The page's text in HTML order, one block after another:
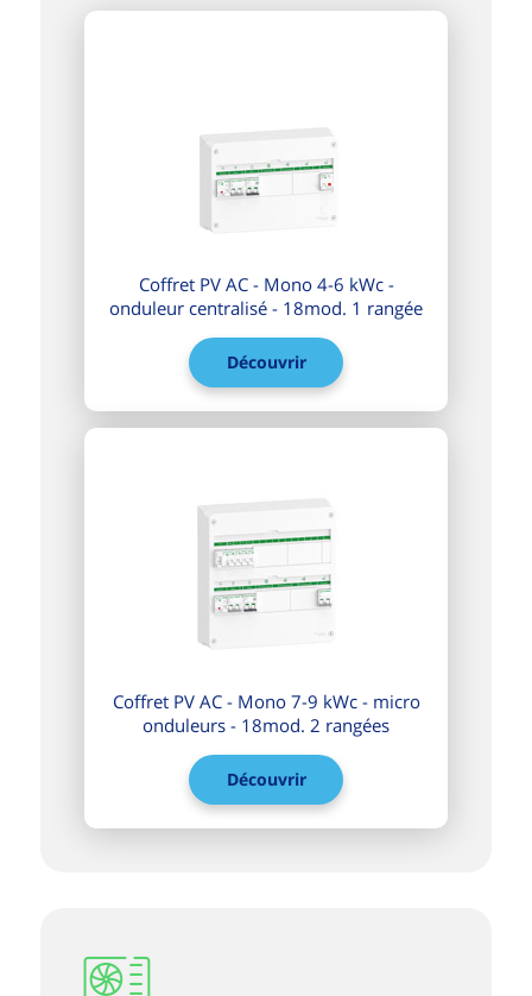
Coffret PV AC - Mono 4-6 kWc -
onduleur centralisé - 18mod. 1 rangée
Découvrir
Coffret PV AC - Mono 7-9 kWc - micro
onduleurs - 18mod. 2 rangées
Découvrir